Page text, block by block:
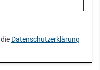
Datenschutzerklärung